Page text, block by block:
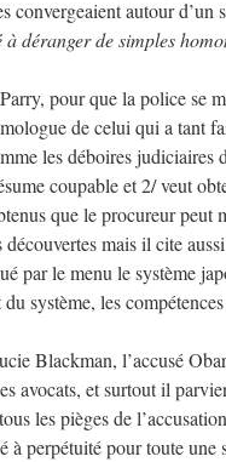
convergeaient autour d’un
déranger de simples
pour que la police se
de celui qui a tant
les déboires
coupable et 2/ veut
que le procureur peut
mais il cite
par le menu le système
système, les
Blackman, l’accusé
avocats, et surtout il
les pièges de
à perpétuité pour toute